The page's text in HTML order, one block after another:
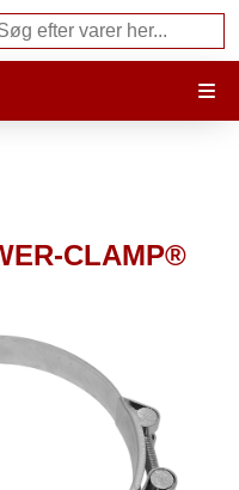
CLAMP®